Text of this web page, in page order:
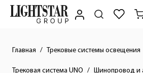
Главная Трековые системы освещения
Трековая система UNO Шинопровод и